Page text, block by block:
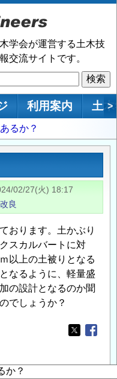
学会が運営する土木技
交流サイトです。
利用案内 土 >
るか？
02/27(火) 18:17
良
おります。土かぶり
スカルバートに対
以上の土被りとなる
なるように、軽量盛
の設計となるのか聞
でしょうか？
Opens in